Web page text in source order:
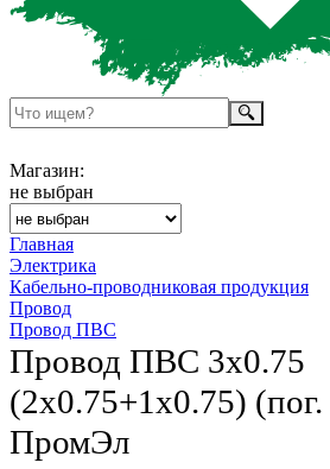
Магазин:
не выбран
Главная
Электрика
Кабельно-проводниковая продукция
Провод
Провод ПВС
Провод ПВС 3х0.75
(2x0.75+1x0.75)
ПромЭл